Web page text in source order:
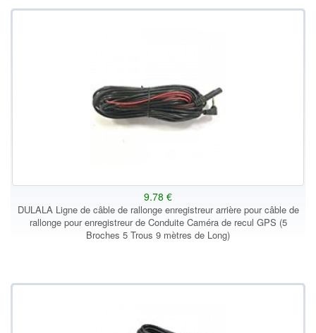
9.78 €
DULALA Ligne de câble de rallonge enregistreur arrière pour câble de
rallonge pour enregistreur de Conduite Caméra de recul GPS (5
Broches 5 Trous 9 mètres de Long)